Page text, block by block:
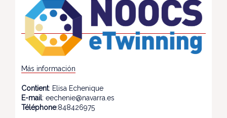
Más información
Contient: Elisa Echenique
E-mail: eechenie@navarra.es
Téléphone:848426975